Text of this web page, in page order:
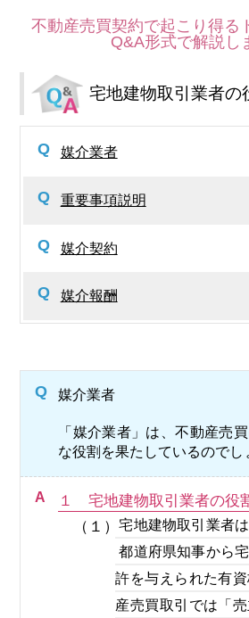
不動産売買契約で起こり得る
Q&A形式で解説し
宅地建物取引業者の
Q 媒介業者
Q 重要事項説明
Q 媒介契約
Q 媒介報酬
Q 媒介業者
「媒介業者」は、不動産売
な役割を果たしているのでし
A
１ 宅地建物取引業者の役
（１）宅地建物取引業者
都道府県知事から
許を与えられた有
産売買取引では「